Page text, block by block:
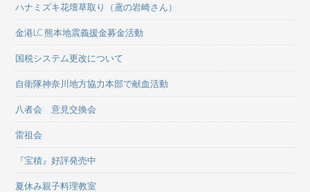
ハナミズキ花壇草取り（鳶の岩崎さん）
金港LC 熊本地震義援金募金活動
国税システム更改について
自衛隊神奈川地方協力本部で献血活動
八者会 意見交換会
雷祖会
『宝積』好評発売中
夏休み親子料理教室